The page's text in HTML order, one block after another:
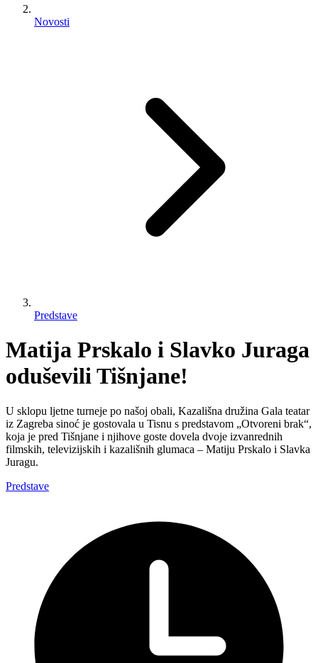
Novosti
Predstave
Matija Prskalo i Slavko Juraga
oduševili Tišnjane!
U sklopu ljetne turneje po našoj obali, Kazališna družina Gala teatar
iz Zagreba sinoć je gostovala u Tisnu s predstavom „Otvoreni brak“,
koja je pred Tišnjane i njihove goste dovela dvoje izvanrednih
filmskih, televizijskih i kazališnih glumaca – Matiju Prskalo i Slavka
Juragu.
Predstave